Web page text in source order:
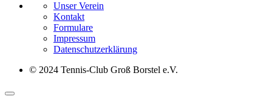
Unser Verein
Kontakt
Formulare
Impressum
Datenschutz­erklärung
© 2024 Tennis-Club Groß Borstel e.V.